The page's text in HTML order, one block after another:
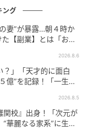
ジー ＆ ミッショ
ング
妻”が暴露…朝４時か
【副業】とは「お金
2026.8.6
？」「天才的に面白
億”を記録！「一生言
2026.8.5
関校』出身！「次元が
華麗なる家系”に生ま